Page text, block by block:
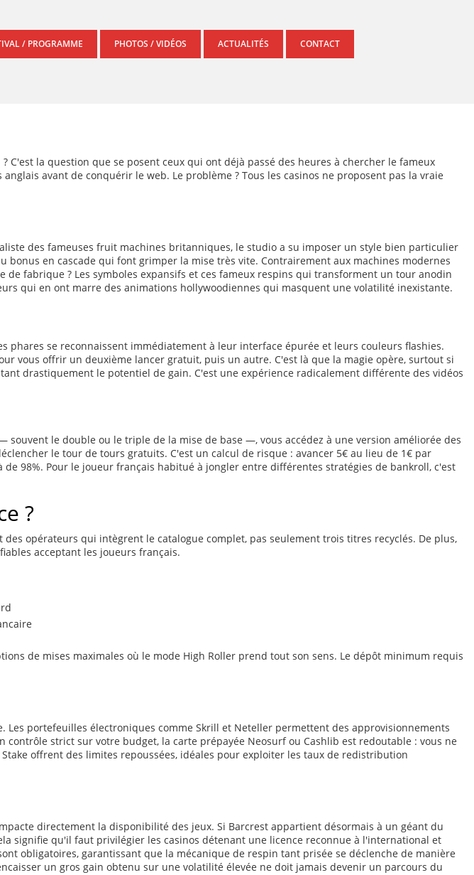
/ PROGRAMME PHOTOS / VIDÉOS ACTUALITÉS CONTACT
la question que se posent ceux qui ont déjà passé des heures à chercher le fameux
avant de conquérir le web. Le problème ? Tous les casinos ne proposent pas la vraie
des fameuses fruit machines britanniques, le studio a su imposer un style bien particulier
en cascade qui font grimper la mise très vite. Contrairement aux machines modernes
fabrique ? Les symboles expansifs et ces fameux respins qui transforment un tour anodin
qui en ont marre des animations hollywoodiennes qui masquent une volatilité inexistante.
se reconnaissent immédiatement à leur interface épurée et leurs couleurs flashies.
vous offrir un deuxième lancer gratuit, puis un autre. C'est là que la magie opère, surtout si
drastiquement le potentiel de gain. C'est une expérience radicalement différente des vidéos
le double ou le triple de la mise de base —, vous accédez à une version améliorée des
le tour de tours gratuits. C'est un calcul de risque : avancer 5€ au lieu de 1€ par
98%. Pour le joueur français habitué à jongler entre différentes stratégies de bankroll, c'est
?
opérateurs qui intègrent le catalogue complet, pas seulement trois titres recyclés. De plus,
acceptant les joueurs français.
de mises maximales où le mode High Roller prend tout son sens. Le dépôt minimum requis
portefeuilles électroniques comme Skrill et Neteller permettent des approvisionnements
strict sur votre budget, la carte prépayée Neosurf ou Cashlib est redoutable : vous ne
offrent des limites repoussées, idéales pour exploiter les taux de redistribution
directement la disponibilité des jeux. Si Barcrest appartient désormais à un géant du
signifie qu'il faut privilégier les casinos détenant une licence reconnue à l'international et
obligatoires, garantissant que la mécanique de respin tant prisée se déclenche de manière
un gros gain obtenu sur une volatilité élevée ne doit jamais devenir un parcours du